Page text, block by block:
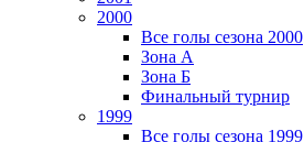
2000
Все голы сезона 2000
Зона А
Зона Б
Финальный турнир
1999
Все голы сезона 1999